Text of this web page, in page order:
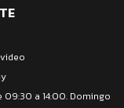
09:30 a 14:00. Domingo